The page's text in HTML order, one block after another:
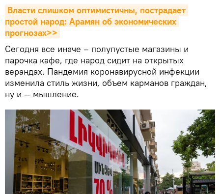
Власти слишком оптимистичны, пострадает
простой народ: Арамян об экономических
прогнозах>>
Сегодня все иначе – полупустые магазины и
парочка кафе, где народ сидит на открытых
верандах. Пандемия коронавирусной инфекции
изменила стиль жизни, объем карманов граждан,
ну и — мышление.